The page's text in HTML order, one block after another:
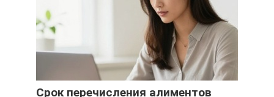
Срок перечисления алиментов